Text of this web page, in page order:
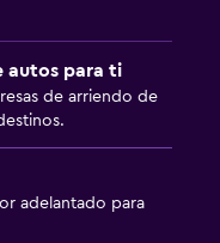
autos para ti
de arriendo de
adelantado para